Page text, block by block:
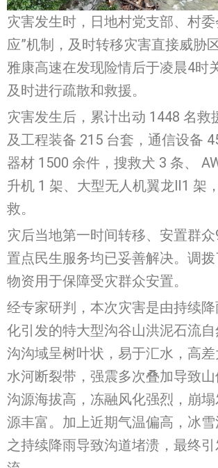
灾害发生时，日地村党支部、村委
应”机制，及时转移灾害直接威胁
雅康高速在发现险情后于凌晨4时
及时进行疏散和救援。
灾害发生后，累计出动 1448 名救
及工程装备 215 台套，通信设备
器材 1500 余件，搜救犬 3 条、
升机 1 架、大型无人机翼龙Ⅱ1 架
救。
灾后当地第一时间转移、安置群
置点民生服务均已妥善解决。调
物资用于保障受灾群众安置。
经专家研判，本次灾害是由持续
化引发的特大型沟谷山洪泥石流
沟沟域呈树叶状，易于汇水，高
水河断裂带，强震多次叠加导致
沟源海拔高，冻融风化强烈，崩
源丰富。加上近期气温偏高，冰
之持续降雨导致沟道堵溃，最终